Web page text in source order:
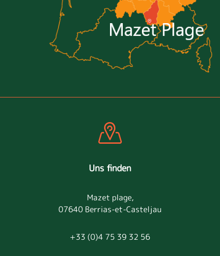
Uns finden
Mazet plage,
07640 Berrias-et-Casteljau
+33 (0)4 75 39 32 56